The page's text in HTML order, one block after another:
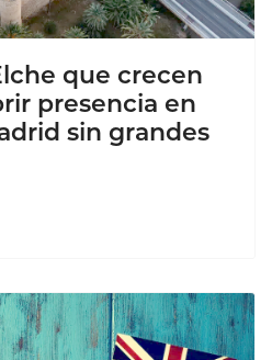
que crecen
presencia en
sin grandes